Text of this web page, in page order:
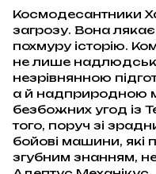
Космодесантники
загрозу. Вона лякає
похмуру історію.
не лише
незрівнянною
а й надприродною
безбожних угод із
того, поруч зі
бойові машини, які
згубним знанням,